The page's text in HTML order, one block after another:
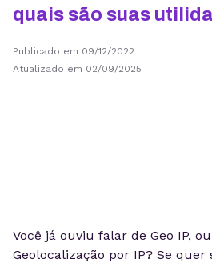
quais são suas
Publicado em 09/12/2022
Atualizado em 02/09/2025
Você já ouviu falar de Geo IP,
Geolocalização por IP? Se quer